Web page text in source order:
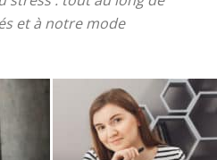
et à notre mode